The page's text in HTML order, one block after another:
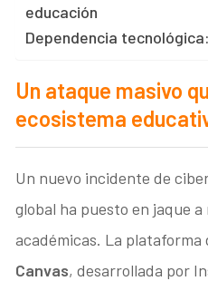
educación
Dependencia
Un ataque masivo
ecosistema
Un nuevo incidente de
global ha puesto en jaque
académicas. La
Canvas, desarrollada por